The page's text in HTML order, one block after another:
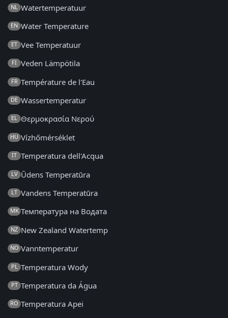
NL Watertemperatuur
EN Water Temperature
ET Vee Temperatuur
FI Veden Lämpötila
FR Température de l'Eau
DE Wassertemperatur
EL Θερμοκρασία Νερού
HU Vízhőmérséklet
IT Temperatura dell'Acqua
LV Ūdens Temperatūra
LT Vandens Temperatūra
MK Температура на Водата
NZ New Zealand Watertemp
NO Vanntemperatur
PL Temperatura Wody
PT Temperatura da Água
RO Temperatura Apei